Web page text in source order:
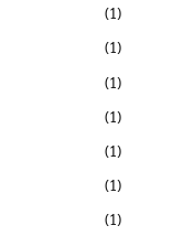
(1)
(1)
(1)
(1)
(1)
(1)
(1)